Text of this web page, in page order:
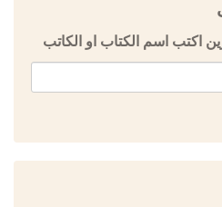
اكتب اسم الكتاب او الكاتب